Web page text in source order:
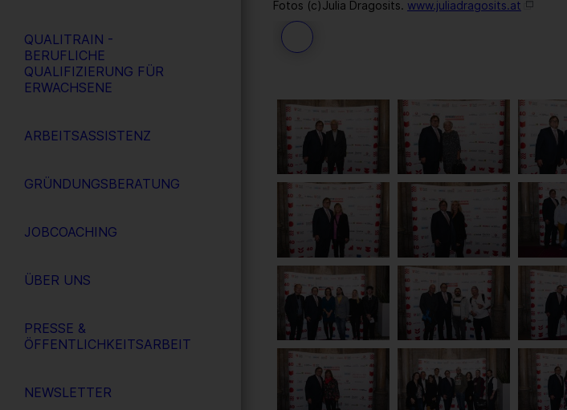
QUALITRAIN -
BERUFLICHE
QUALIFIZIERUNG FÜR
ERWACHSENE
ARBEITSASSISTENZ
GRÜNDUNGSBERATUNG
JOBCOACHING
ÜBER UNS
PRESSE &
ÖFFENTLICHKEITSARBEIT
NEWSLETTER
Fotos (c)Julia Dragosits. www.juliadragosits.at
58 / 109